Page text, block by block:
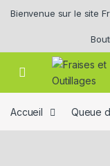
Bienvenue sur le site
Accueil Queue